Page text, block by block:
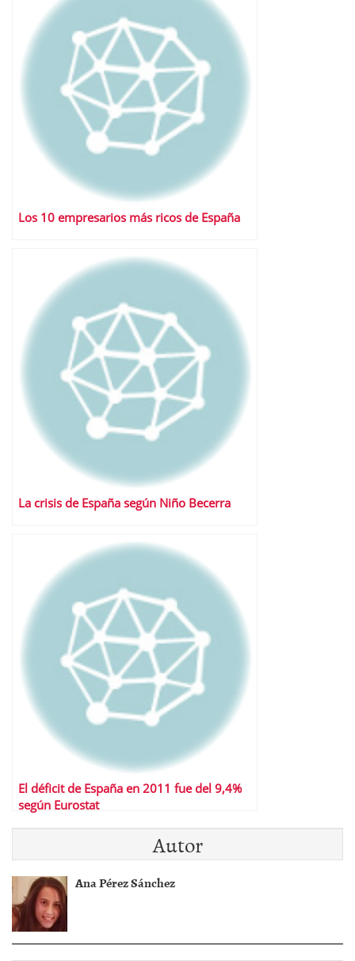
Los 10 empresarios más ricos de España
La crisis de España según Niño Becerra
El déficit de España en 2011 fue del 9,4%
según Eurostat
Autor
Ana Pérez Sánchez